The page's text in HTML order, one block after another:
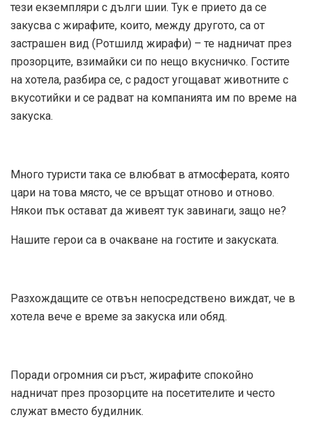
тези екземпляри с дълги шии. Тук е прието да се
закусва с жирафите, които, между другото, са от
застрашен вид (Ротшилд жирафи) – те надничат през
прозорците, взимайки си по нещо вкусничко. Гостите
на хотела, разбира се, с радост угощават животните с
вкусотийки и се радват на компанията им по време на
закуска.
Много туристи така се влюбват в атмосферата, която
цари на това място, че се връщат отново и отново.
Някои пък остават да живеят тук завинаги, защо не?
Нашите герои са в очакване на гостите и закуската.
Разхождащите се отвън непосредствено виждат, че в
хотела вече е време за закуска или обяд.
Поради огромния си ръст, жирафите спокойно
надничат през прозорците на посетителите и често
служат вместо будилник.